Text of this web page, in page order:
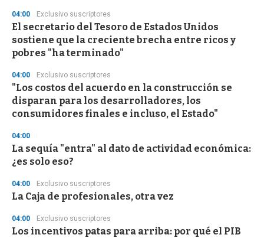
s
e
c
o
n
d
s
04:00 Exclusivo suscriptores
El secretario del Tesoro de Estados Unidos
sostiene que la creciente brecha entre ricos y
pobres "ha terminado"
04:00 Exclusivo suscriptores
"Los costos del acuerdo en la construcción se
disparan para los desarrolladores, los
consumidores finales e incluso, el Estado"
04:00
La sequía "entra" al dato de actividad económica:
¿es solo eso?
04:00 Exclusivo suscriptores
La Caja de profesionales, otra vez
04:00 Exclusivo suscriptores
Los incentivos patas para arriba: por qué el PIB